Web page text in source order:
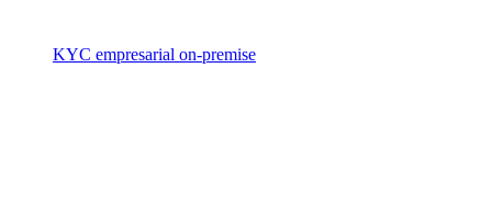
KYC empresarial on-premise